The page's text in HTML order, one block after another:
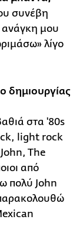
συνέβη
ανάγκη μου
λίγο
δημιουργίας
στα '80s
light rock
The
από
πολύ John